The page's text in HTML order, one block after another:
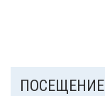
ПОСЕЩЕНИЕ